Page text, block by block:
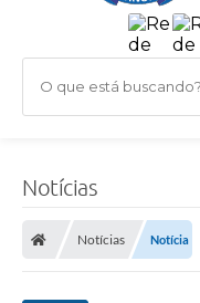
O que está buscando?
Notícias
Notícias Notícia